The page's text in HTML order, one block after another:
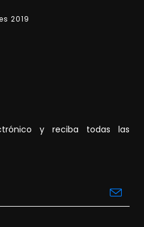
2019
y reciba todas las